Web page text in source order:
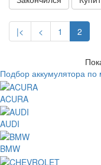
|< < 1 2
Подбор аккумулятора
ACURA
AUDI
BMW